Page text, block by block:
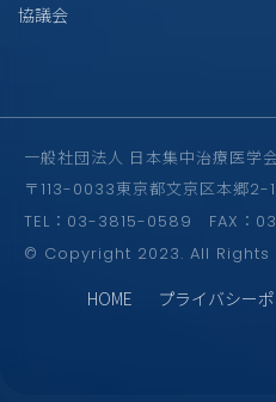
協議会
一般社団法人 日本集中治療医学会
〒113-0033東京都文京区本郷2-
TEL：03-3815-0589 FAX：
© Copyright 2023. All Rights
HOME プライバシー